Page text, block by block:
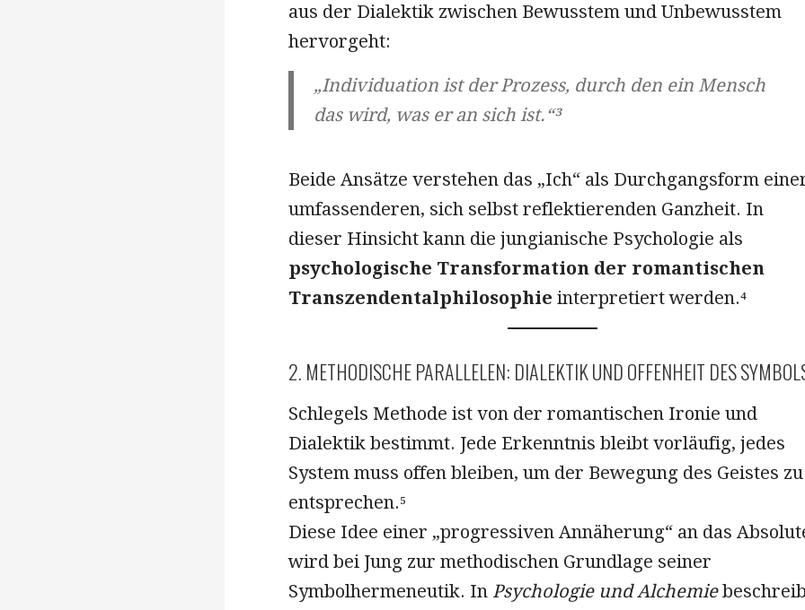
aus der Dialektik zwischen Bewusstem und Unbewusstem
hervorgeht:
„Individuation ist der Prozess, durch den ein Mensch
das wird, was er an sich ist.“³
Beide Ansätze verstehen das „Ich“ als Durchgangsform
umfassenderen, sich selbst reflektierenden Ganzheit. In
dieser Hinsicht kann die jungianische Psychologie als
psychologische Transformation der romantischen
Transzendentalphilosophie interpretiert werden.⁴
2. METHODISCHE PARALLELEN: DIALEKTIK UND OFFENHEIT DES
Schlegels Methode ist von der romantischen Ironie und
Dialektik bestimmt. Jede Erkenntnis bleibt vorläufig, jedes
System muss offen bleiben, um der Bewegung des Geistes zu
entsprechen.⁵
Diese Idee einer „progressiven Annäherung“ an das
wird bei Jung zur methodischen Grundlage seiner
Symbolhermeneutik. In Psychologie und Alchemie